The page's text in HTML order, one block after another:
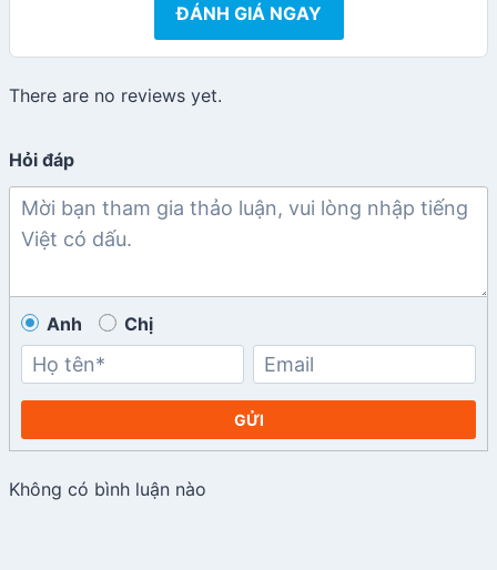
ĐÁNH GIÁ NGAY
There are no reviews yet.
Hỏi đáp
Anh Chị
GỬI
Không có bình luận nào